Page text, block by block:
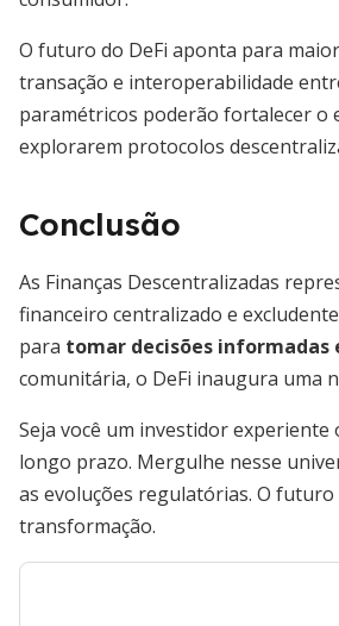
O futuro do DeFi aponta para
transação e interoperabilidade
paramétricos poderão fortalecer o
explorarem protocolos
Conclusão
As Finanças Descentralizadas
financeiro centralizado e
para tomar decisões informadas
comunitária, o DeFi inaugura uma
Seja você um investidor
longo prazo. Mergulhe nesse
as evoluções regulatórias. O
transformação.